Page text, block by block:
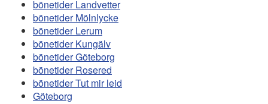
bönetider Landvetter
bönetider Mölnlycke
bönetider Lerum
bönetider Kungälv
bönetider Göteborg
bönetider Rosered
bönetider Tut mir leid
Göteborg